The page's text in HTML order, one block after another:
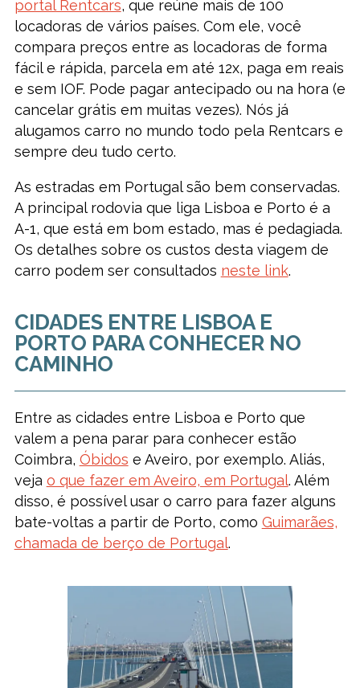
portal Rentcars, que reúne mais de 100
locadoras de vários países. Com ele, você
compara preços entre as locadoras de forma
fácil e rápida, parcela em até 12x, paga em reais
e sem IOF. Pode pagar antecipado ou na hora (e
cancelar grátis em muitas vezes). Nós já
alugamos carro no mundo todo pela Rentcars e
sempre deu tudo certo.
As estradas em Portugal são bem conservadas.
A principal rodovia que liga Lisboa e Porto é a
A-1, que está em bom estado, mas é pedagiada.
Os detalhes sobre os custos desta viagem de
carro podem ser consultados neste link.
CIDADES ENTRE LISBOA E
PORTO PARA CONHECER NO
CAMINHO
Entre as cidades entre Lisboa e Porto que
valem a pena parar para conhecer estão
Coimbra, Óbidos e Aveiro, por exemplo. Aliás,
veja o que fazer em Aveiro, em Portugal. Além
disso, é possível usar o carro para fazer alguns
bate-voltas a partir de Porto, como Guimarães,
chamada de berço de Portugal.